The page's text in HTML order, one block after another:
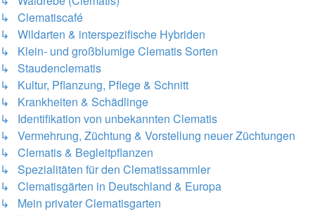
↳ Clematiscafé
↳ Wildarten & interspezifische Hybriden
↳ Klein- und großblumige Clematis Sorten
↳ Staudenclematis
↳ Kultur, Pflanzung, Pflege & Schnitt
↳ Krankheiten & Schädlinge
↳ Identifikation von unbekannten Clematis
↳ Vermehrung, Züchtung & Vorstellung neuer Züchtungen
↳ Clematis & Begleitpflanzen
↳ Spezialitäten für den Clematissammler
↳ Clematisgärten in Deutschland & Europa
↳ Mein privater Clematisgarten